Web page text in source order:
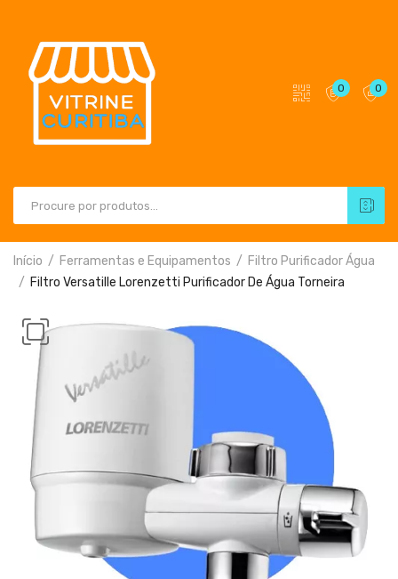
0 0
Início Ferramentas e Equipamentos
Filtro Purificador Água
Filtro Versatille Lorenzetti Purificador De Água Torneira